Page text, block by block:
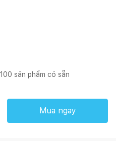
100 sản phẩm có sẵn
Mua ngay